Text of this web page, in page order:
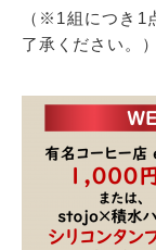
（※1組につき1
了承ください。）